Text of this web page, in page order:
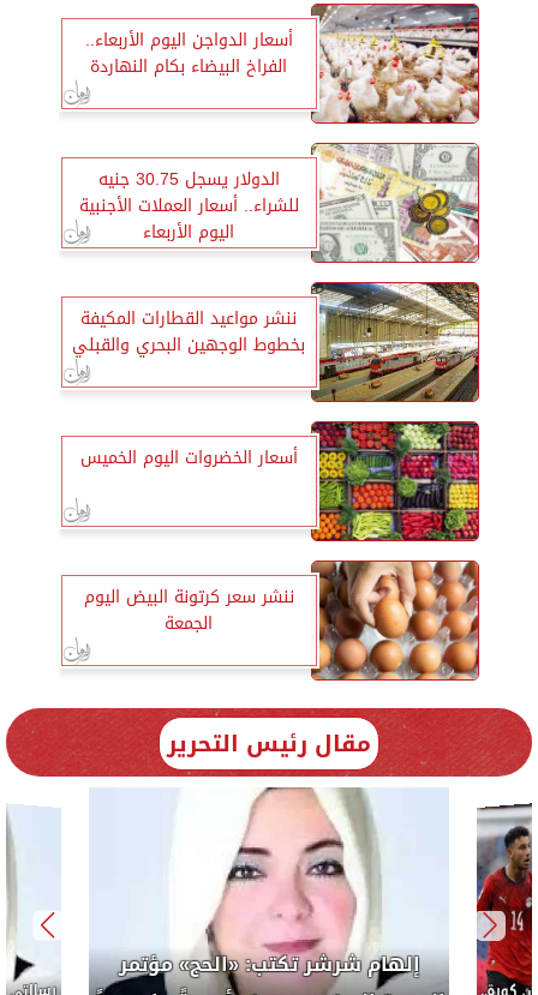
أسعار الدواجن اليوم الأربعاء..
الفراخ البيضاء بكام النهاردة
الدولار يسجل 30.75 جنيه
للشراء.. أسعار العملات الأجنبية
اليوم الأربعاء
ننشر مواعيد القطارات المكيفة
بخطوط الوجهين البحري والقبلي
أسعار الخضروات اليوم الخميس
ننشر سعر كرتونة البيض اليوم
الجمعة
مقال رئيس التحرير
إلهام شرشر تكتب: «الحج» مؤتمر